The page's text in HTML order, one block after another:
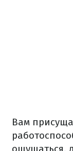
Вам
ощущаться,